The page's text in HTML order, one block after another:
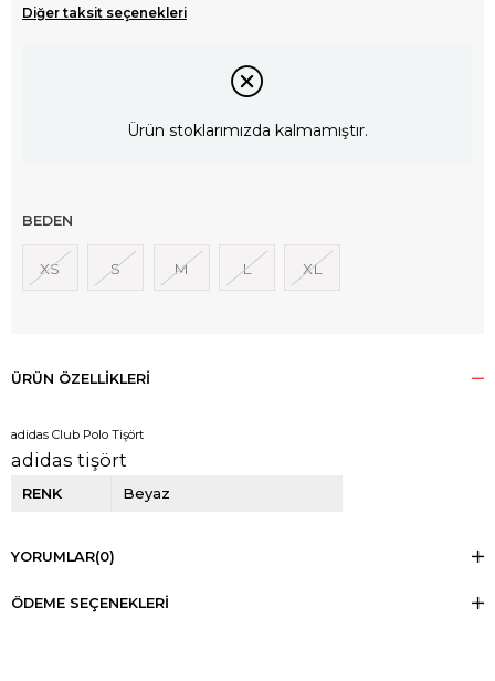
Diğer taksit seçenekleri
Ürün stoklarımızda kalmamıştır.
BEDEN
XS S M L XL
ÜRÜN ÖZELLIKLERI
adidas Club Polo Tişört
adidas tişört
RENK Beyaz
YORUMLAR(0)
ÖDEME SEÇENEKLERI